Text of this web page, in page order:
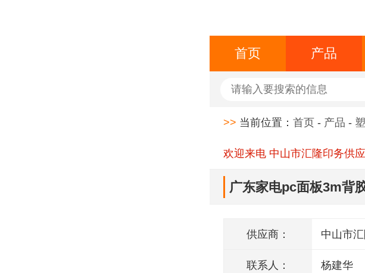
首页 产品
>> 当前位置： 首页 - 产品 -
欢迎来电 中山市汇隆印务供应
广东家电pc面板3m背
供应商： 中山市
联系人： 杨建华